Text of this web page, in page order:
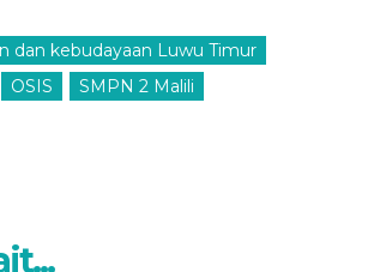
dan kebudayaan Luwu Timur
OSIS SMPN 2 Malili